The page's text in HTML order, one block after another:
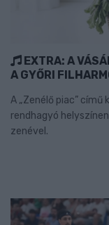
EXTRA: A
A GYŐRI
A „Zenélő piac”
rendhagyó
zenével.